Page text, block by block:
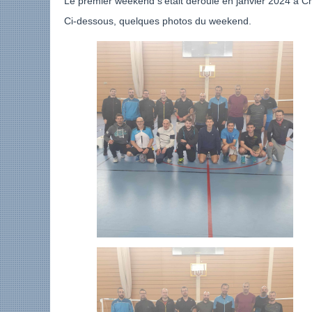
Ci-dessous, quelques photos du weekend.